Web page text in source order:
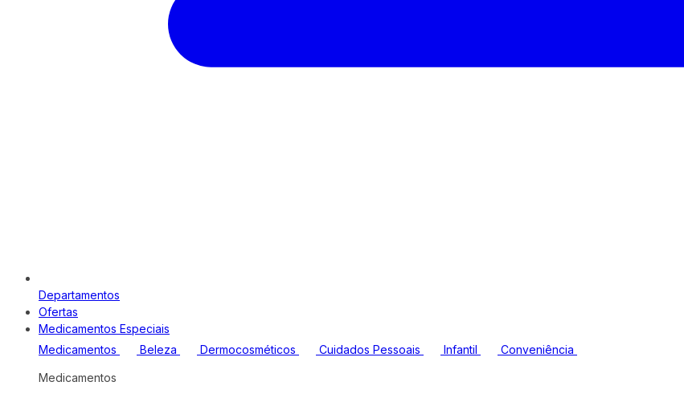
Departamentos
Ofertas
Medicamentos Especiais
Medicamentos
Beleza Dermocosméticos Cuidados Pessoais Infantil Conveniência
Medicamentos